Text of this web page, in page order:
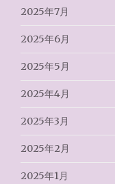
2025年7月
2025年6月
2025年5月
2025年4月
2025年3月
2025年2月
2025年1月